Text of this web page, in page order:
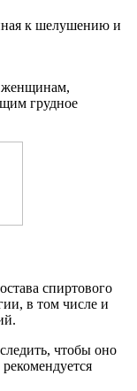
к шелушению и
женщинам,
грудное
спиртового
в том числе и
чтобы оно